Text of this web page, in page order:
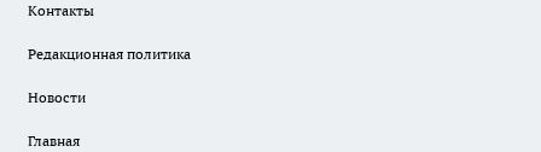
Контакты
Редакционная политика
Новости
Главная